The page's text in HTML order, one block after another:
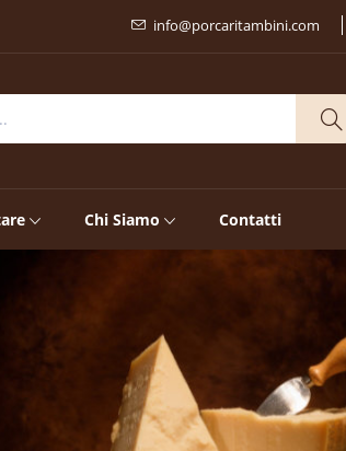
info@porcaritambini.com
Chi Siamo Contatti